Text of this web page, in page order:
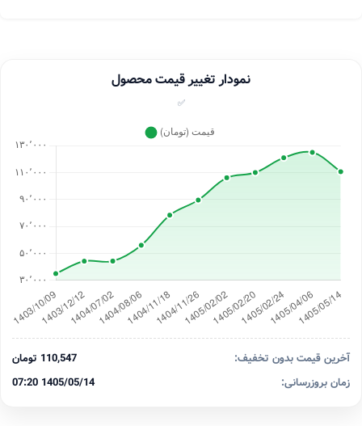
نمودار تغییر قیمت محصول
✅
آخرین قیمت بدون تخفیف:
110,547 تومان
زمان بروزرسانی:
1405/05/14 07:20